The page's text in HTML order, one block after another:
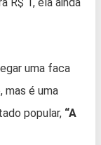
uma faca
mas é uma
popular, “A